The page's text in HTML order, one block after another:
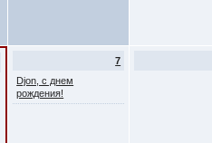
7
Djon, с днем
рождения!